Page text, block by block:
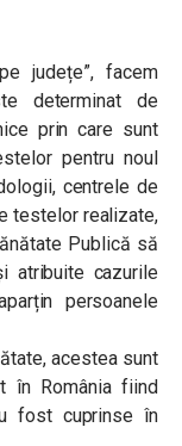
județe”, facem
determinat de
prin care sunt
pentru noul
centrele de
testelor realizate,
Publică să
atribuite cazurile
persoanele
acestea sunt
în România fiind
fost cuprinse în